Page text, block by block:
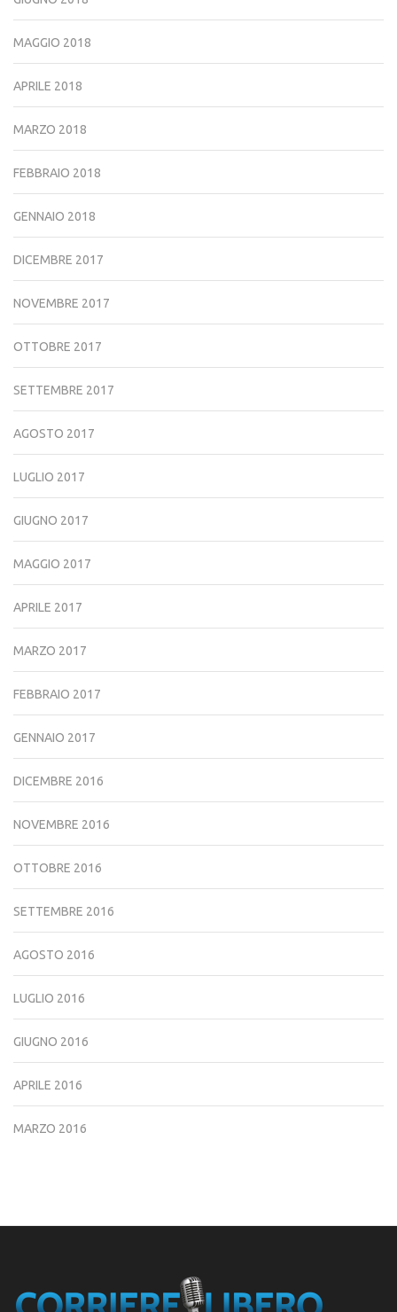
MAGGIO 2018
APRILE 2018
MARZO 2018
FEBBRAIO 2018
GENNAIO 2018
DICEMBRE 2017
NOVEMBRE 2017
OTTOBRE 2017
SETTEMBRE 2017
AGOSTO 2017
LUGLIO 2017
GIUGNO 2017
MAGGIO 2017
APRILE 2017
MARZO 2017
FEBBRAIO 2017
GENNAIO 2017
DICEMBRE 2016
NOVEMBRE 2016
OTTOBRE 2016
SETTEMBRE 2016
AGOSTO 2016
LUGLIO 2016
GIUGNO 2016
APRILE 2016
MARZO 2016